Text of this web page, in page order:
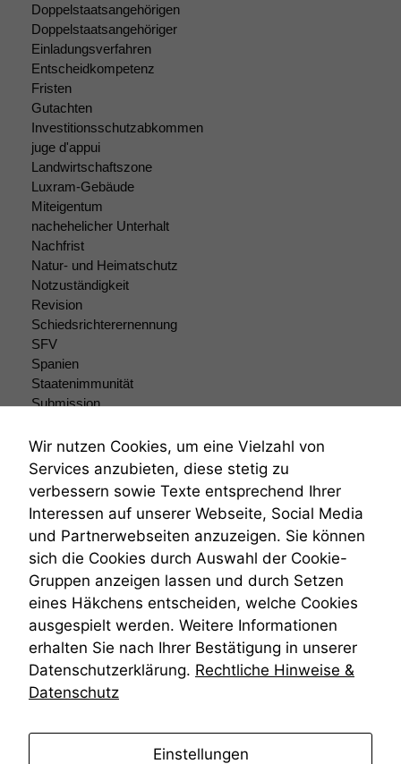
Doppelstaatsangehörigen
Doppelstaatsangehöriger
Einladungsverfahren
Entscheidkompetenz
Fristen
Gutachten
Investitionsschutzabkommen
juge d'appui
Landwirtschaftszone
Luxram-Gebäude
Miteigentum
nachehelicher Unterhalt
Nachfrist
Natur- und Heimatschutz
Notzuständigkeit
Revision
Schiedsrichterernennung
SFV
Spanien
Staatenimmunität
Submission
Teilungsklage
Venezuela
VRK
Wiederherstellungsanordnung
Zivilprozessordnung
ZPO
Zustellfiktion
Zuständigkeit
Öffentliches Personalrecht
Öffentlichkeitsprinzip
Wir nutzen Cookies, um eine Vielzahl von
Services anzubieten, diese stetig zu
verbessern sowie Texte entsprechend Ihrer
Interessen auf unserer Webseite, Social Media
und Partnerwebseiten anzuzeigen. Sie können
sich die Cookies durch Auswahl der Cookie-
Gruppen anzeigen lassen und durch Setzen
eines Häkchens entscheiden, welche Cookies
ausgespielt werden. Weitere Informationen
erhalten Sie nach Ihrer Bestätigung in unserer
Datenschutzerklärung. Rechtliche Hinweise &
Datenschutz
Einstellungen
deaktivieren,
Website nicht
zu 100%
funktionieren.
Marketing
Wir speichern
anonyme Daten ab,
um interne
marketingtechnische
Auswertungen
durchführen zu
können. Diese helfen